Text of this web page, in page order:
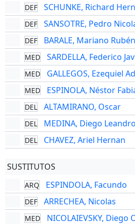
DEF SCHUNKE, Richard
DEF SANSOTRE, Pedro
DEF BARALE, Mariano Rubén
MED SARDELLA, Federico
MED GALLEGOS, Ezequiel
MED ESPINOLA, Néstor
DEL ALTAMIRANO, Oscar
DEL MEDINA, Diego Leandro
DEL CHAVEZ, Ariel Hernan
SUSTITUTOS
ARQ ESPINDOLA, Facundo
DEF ARRECHEA, Nicolas
MED NICOLAIEVSKY, Diego